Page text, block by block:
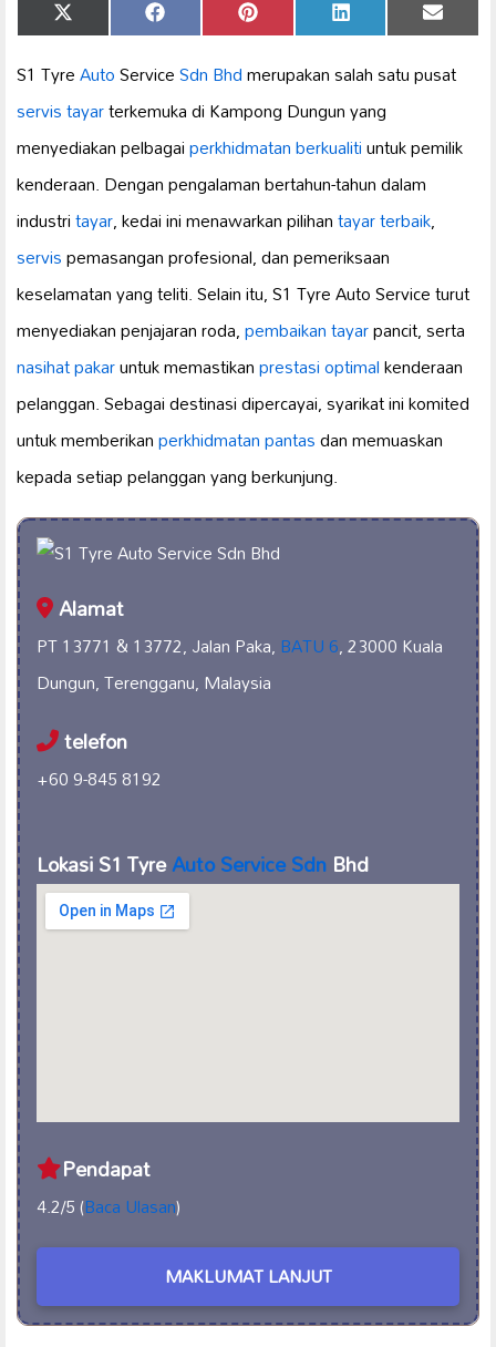
Share
on
X
(Twitter)
Share
on
Facebook Share
on
Pinterest Share
on
LinkedIn Share
on
Email
S1 TyreAutoServiceSdn Bhdmerupakan salah satu pusat
servis tayarterkemuka di Kampong Dungun yang
menyediakan pelbagaiperkhidmatan berkualitiuntuk pemilik
kenderaan. Dengan pengalaman bertahun-tahun dalam
industritayar, kedai ini menawarkan pilihantayar terbaik,
servispemasangan profesional, dan pemeriksaan
keselamatan yang teliti. Selain itu, S1 Tyre Auto Service turut
menyediakan penjajaran roda,pembaikan tayarpancit, serta
nasihat pakaruntuk memastikanprestasi optimalkenderaan
pelanggan. Sebagai destinasi dipercayai, syarikat ini komited
untuk memberikanperkhidmatan pantasdan memuaskan
kepada setiap pelanggan yang berkunjung.
Alamat
PT 13771 & 13772, Jalan Paka,BATU 6, 23000 Kuala
Dungun, Terengganu, Malaysia
telefon
+60 9-845 8192
Lokasi S1 TyreAuto Service SdnBhd
Pendapat
4.2/5 (Baca Ulasan)
MAKLUMAT LANJUT